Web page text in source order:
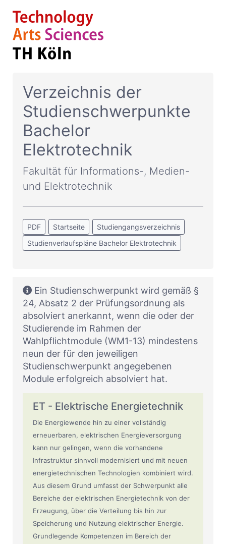
Verzeichnis der
Studienschwerpunkte
Bachelor
Elektrotechnik
Fakultät für Informations-, Medien-
und Elektrotechnik
PDF Startseite
Studiengangsverzeichnis
Studienverlaufspläne Bachelor Elektrotechnik
Ein Studienschwerpunkt wird gemäß §
24, Absatz 2 der Prüfungsordnung als
absolviert anerkannt, wenn die oder der
Studierende im Rahmen der
Wahlpflichtmodule (WM1-13) mindestens
neun der für den jeweiligen
Studienschwerpunkt angegebenen
Module erfolgreich absolviert hat.
ET - Elektrische Energietechnik
Die Energiewende hin zu einer vollständig
erneuerbaren, elektrischen Energieversorgung
kann nur gelingen, wenn die vorhandene
Infrastruktur sinnvoll modernisiert und mit neuen
energietechnischen Technologien kombiniert wird.
Aus diesem Grund umfasst der Schwerpunkt alle
Bereiche der elektrischen Energietechnik von der
Erzeugung, über die Verteilung bis hin zur
Speicherung und Nutzung elektrischer Energie.
Grundlegende Kompetenzen im Bereich der